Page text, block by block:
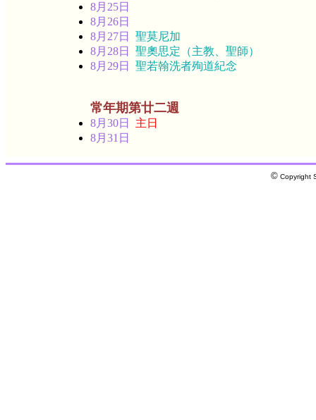
8月25日
8月26日
8月27日 聖莫尼加
8月28日 聖奧思定（主教、聖師）
8月29日 聖若翰洗者殉道紀念
常年期第廿二週
8月30日
主日
8月31日
© Copyright